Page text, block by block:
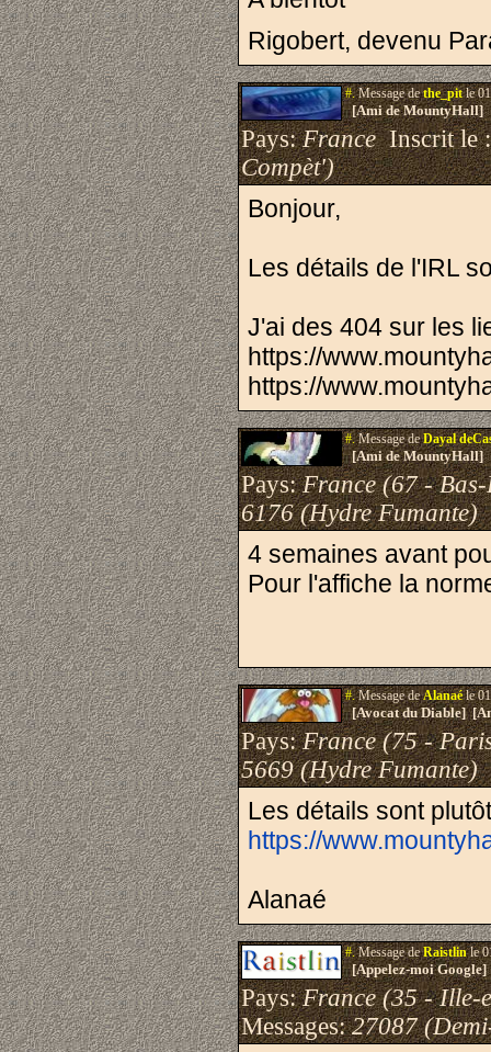
Rigobert, devenu
#.Message dethe_pitle
[Ami de MountyHall]
Pays:FranceInscrit le
Compèt')
Bonjour,
Les détails de l'IRL
J'ai des 404 sur les
https://
https://
#.Message deDayal
[Ami de MountyHall]
Pays:France (67 -
6176 (Hydre Fumante)
4 semaines avant
Pour l'affiche la
#.Message deAlanaéle
[Avocat du Diable]
Pays:France (75 -
5669 (Hydre Fumante)
Les détails sont
https://
Alanaé
#.Message deRaistlinle
[Appelez-moi
Pays:France (35 - Ille-
Messages:27087